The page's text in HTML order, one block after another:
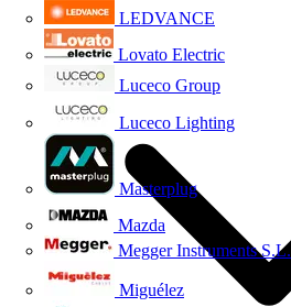
LEDVANCE
Lovato Electric
Luceco Group
Luceco Lighting
Masterplug
Mazda
Megger Instruments S.L.
Miguélez